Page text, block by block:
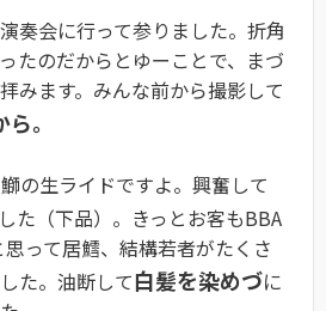
奏会に行って参りました。折角
たのだからとゆーことで、まづ
みます。みんな前から撮影して
。
の生ライドですよ。興奮して
た（下品）。きっとお客もBBA
って居鱈、結構若者がたくさ
た。油断して白髪を染めづに